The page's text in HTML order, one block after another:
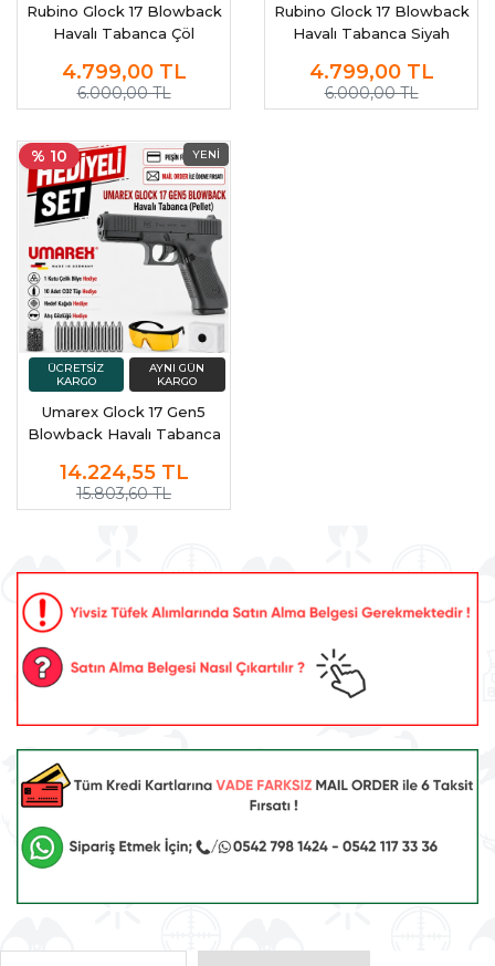
Rubino Glock 17 Blowback
Havalı Tabanca Çöl
4.799,00 TL
6.000,00 TL
Rubino Glock 17 Blowback
Havalı Tabanca Siyah
4.799,00 TL
6.000,00 TL
% 10
Umarex Glock 17 Gen5
Blowback Havalı Tabanca
14.224,55 TL
15.803,60 TL